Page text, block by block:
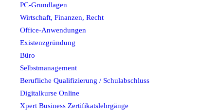
PC-Grundlagen
Wirtschaft, Finanzen, Recht
Office-Anwendungen
Existenzgründung
Büro
Selbstmanagement
Berufliche Qualifizierung / Schulabschluss
Digitalkurse Online
Xpert Business Zertifikatslehrgänge